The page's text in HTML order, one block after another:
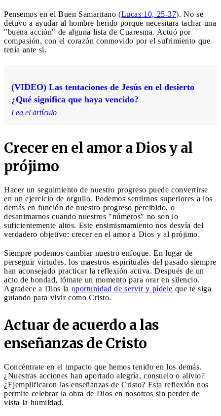
Pensemos en el Buen Samaritano (Lucas 10, 25-37). No se
detuvo a ayudar al hombre herido porque necesitara tachar una
"buena acción" de alguna lista de Cuaresma. Actuó por
compasión, con el corazón conmovido por el sufrimiento que
tenía ante sí.
(VIDEO) Las tentaciones de Jesús en el desierto
¿Qué significa que haya vencido?
Lea el artículo
Crecer en el amor a Dios y al
prójimo
Hacer un seguimiento de nuestro progreso puede convertirse
en un ejercicio de orgullo. Podemos sentirnos superiores a los
demás en función de nuestro progreso percibido, o
desanimarnos cuando nuestros "números" no son lo
suficientemente altos. Este ensimismamiento nos desvía del
verdadero objetivo: crecer en el amor a Dios y al prójimo.
Siempre podemos cambiar nuestro enfoque. En lugar de
perseguir virtudes, los maestros espirituales del pasado siempre
han aconsejado practicar la reflexión activa. Después de un
acto de bondad, tómate un momento para orar en silencio.
Agradece a Dios la oportunidad de servir y pídele que te siga
guiando para vivir como Cristo.
Actuar de acuerdo a las
enseñanzas de Cristo
Concéntrate en el impacto que hemos tenido en los demás.
¿Nuestras acciones han aportado alegría, consuelo o alivio?
¿Ejemplificaron las enseñanzas de Cristo? Esta reflexión nos
permite celebrar la obra de Dios en nosotros sin perder de
vista la humildad.